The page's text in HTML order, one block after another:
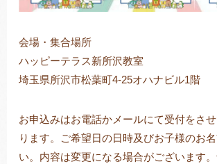
会場・集合場所
ハッピーテラス新所沢教室
埼玉県所沢市松葉町4-25オハナビル1階
お申込みはお電話かメールにて受付をさ
ります。ご希望日の日時及びお子様のお
い。内容は変更になる場合がございます